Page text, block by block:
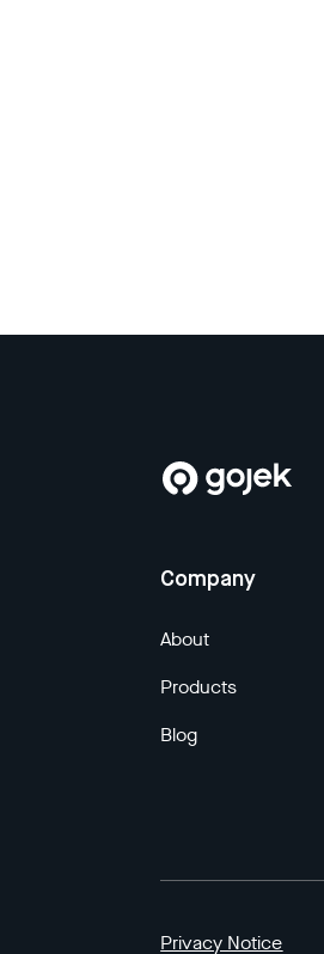
Company
About
Products
Blog
Privacy Notice